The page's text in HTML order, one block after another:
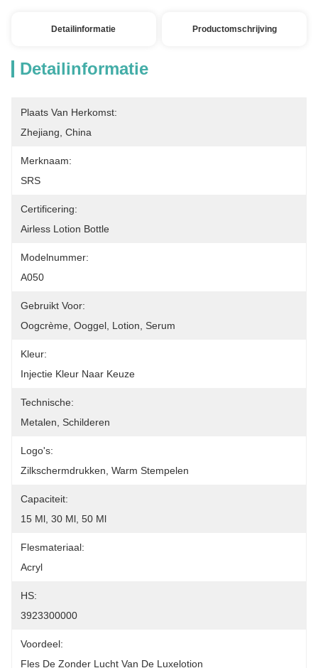
Detailinformatie Productomschrijving
Detailinformatie
Plaats Van Herkomst:
Zhejiang, China
Merknaam:
SRS
Certificering:
Airless Lotion Bottle
Modelnummer:
A050
Gebruikt Voor:
Oogcrème, Ooggel, Lotion, Serum
Kleur:
Injectie Kleur Naar Keuze
Technische:
Metalen, Schilderen
Logo's:
Zilkschermdrukken, Warm Stempelen
Capaciteit:
15 Ml, 30 Ml, 50 Ml
Flesmateriaal:
Acryl
HS:
3923300000
Voordeel:
Fles De Zonder Lucht Van De Luxelotion